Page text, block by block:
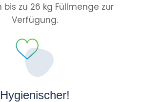
bis zu 26 kg Füllmenge zur
Verfügung.
Hygienischer!